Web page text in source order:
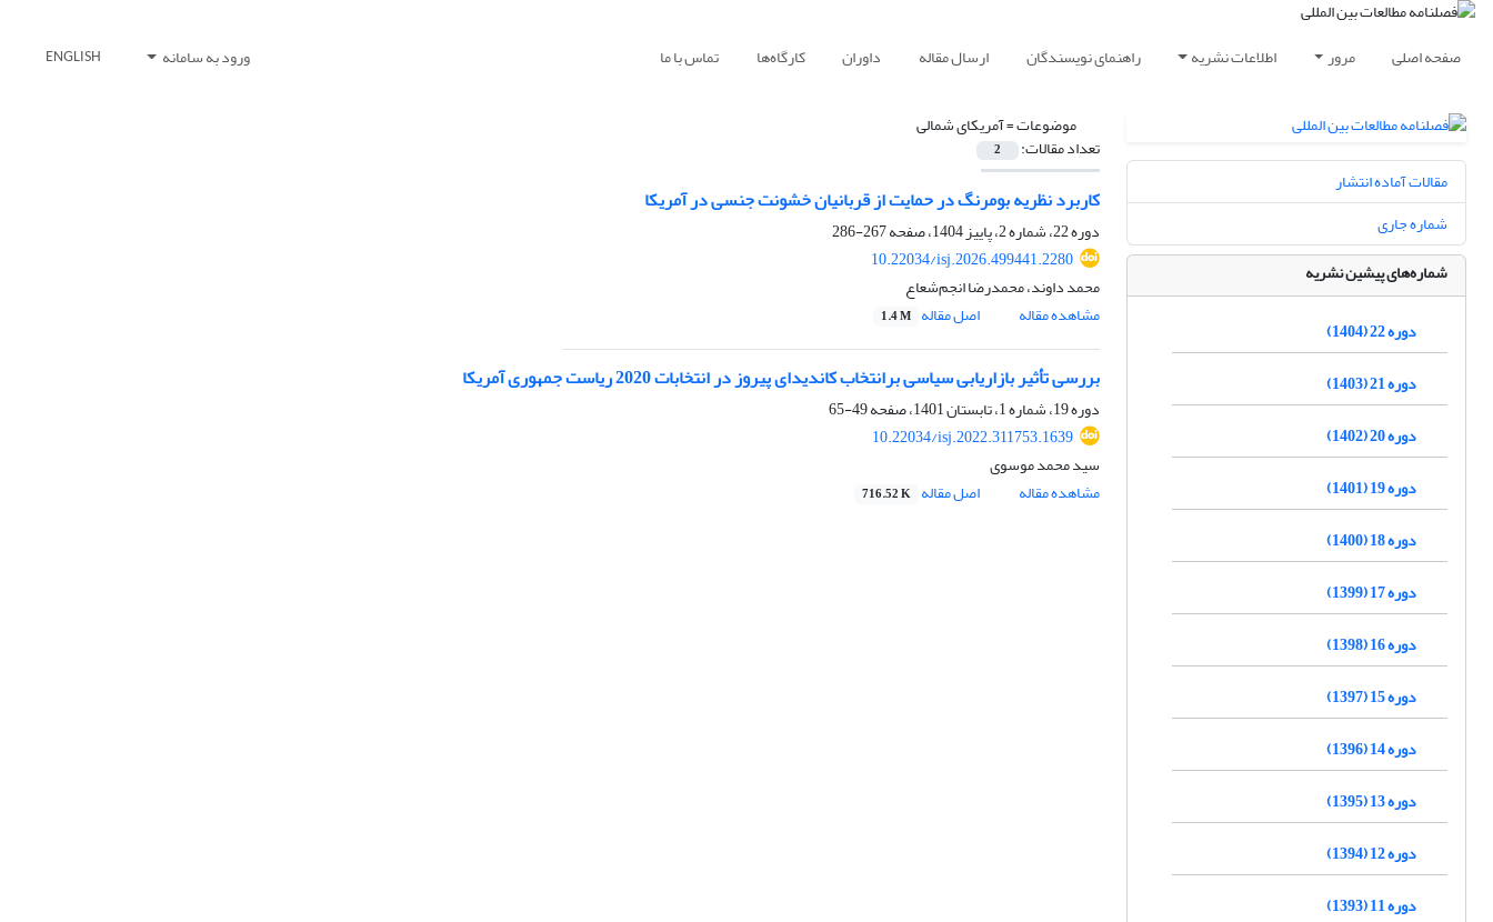
صفحه اصلی مرور اطلاعات نشریه راهنمای نویسندگان ارسال مقاله داوران کارگاه‌ها تماس با ما ورود به سامانه ENGLISH
موضوعات =آمریکای شمالی
تعداد مقالات: 2
کاربرد نظریه بومرنگ در حمایت از قربانیان خشونت جنسی در آمریکا
دوره 22، شماره 2، پاییز 1404، صفحه
267-286
10.22034/isj.2026.499441.2280
محمد داوند، محمدرضا انجم‌شعاع
مشاهده مقاله
اصل مقاله 1.4 M
بررسی تأثیر بازاریابی سیاسی برانتخاب کاندیدای پیروز در انتخابات 2020 ریاست جمهوری آمریکا
دوره 19، شماره 1، تابستان 1401، صفحه
49-65
10.22034/isj.2022.311753.1639
سید محمد موسوی
مشاهده مقاله
اصل مقاله 716.52 K
مقالات آماده انتشار
شماره جاری
شماره‌های پیشین نشریه
دوره 22 (1404)
دوره 21 (1403)
دوره 20 (1402)
دوره 19 (1401)
دوره 18 (1400)
دوره 17 (1399)
دوره 16 (1398)
دوره 15 (1397)
دوره 14 (1396)
دوره 13 (1395)
دوره 12 (1394)
دوره 11 (1393)